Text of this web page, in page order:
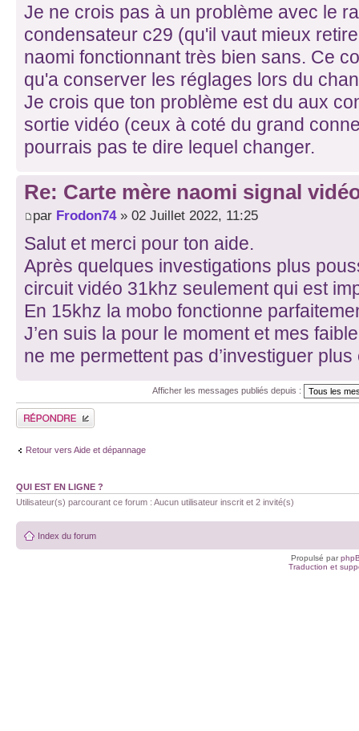
Je ne crois pas à un problème avec le
condensateur c29 (qu'il vaut mieux
naomi fonctionnant très bien sans. Ce
qu'a conserver les réglages lors du
Je crois que ton problème est du aux
sortie vidéo (ceux à coté du grand
pourrais pas te dire lequel changer.
Re: Carte mère naomi signal
par Frodon74» 02 Juillet 2022, 11:25
Salut et merci pour ton aide.
Après quelques investigations plus
circuit vidéo 31khz seulement qui est
En 15khz la mobo fonctionne
J’en suis la pour le moment et mes
ne me permettent pas d’investiguer plus
Afficher les messages publiés depuis :
Publier une réponse
Retour vers Aide et dépannage
QUI EST EN LIGNE ?
Utilisateur(s) parcourant ce forum : Aucun utilisateur inscrit et 2 invité(s)
Index du forum
Propulsé par
Traduction et